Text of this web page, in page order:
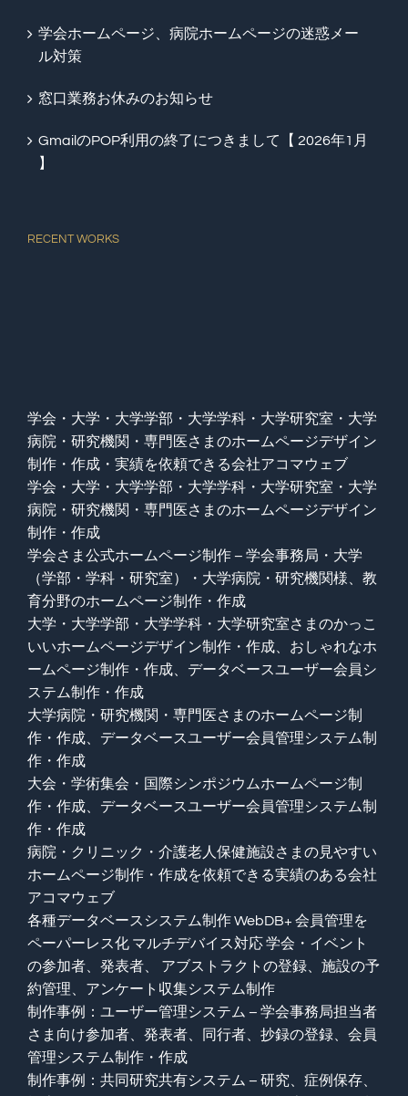
学会ホームページ、病院ホームページの迷惑メー
ル対策
窓口業務お休みのお知らせ
GmailのPOP利用の終了につきまして【 2026年1月
】
RECENT WORKS
学会・大学・大学学部・大学学科・大学研究室・大学
病院・研究機関・専門医さまのホームページデザイン
制作・作成・実績を依頼できる会社アコマウェブ
学会・大学・大学学部・大学学科・大学研究室・大学
病院・研究機関・専門医さまのホームページデザイン
制作・作成
学会さま公式ホームページ制作 – 学会事務局・大学
（学部・学科・研究室）・大学病院・研究機関様、教
育分野のホームページ制作・作成
大学・大学学部・大学学科・大学研究室さまのかっこ
いいホームページデザイン制作・作成、おしゃれなホ
ームページ制作・作成、データベースユーザー会員シ
ステム制作・作成
大学病院・研究機関・専門医さまのホームページ制
作・作成、データベースユーザー会員管理システム制
作・作成
大会・学術集会・国際シンポジウムホームページ制
作・作成、データベースユーザー会員管理システム制
作・作成
病院・クリニック・介護老人保健施設さまの見やすい
ホームページ制作・作成を依頼できる実績のある会社
アコマウェブ
各種データベースシステム制作 WebDB+ 会員管理を
ペーパーレス化 マルチデバイス対応 学会・イベント
の参加者、発表者、 アブストラクトの登録、施設の予
約管理、アンケート収集システム制作
制作事例：ユーザー管理システム – 学会事務局担当者
さま向け参加者、発表者、同行者、抄録の登録、会員
管理システム制作・作成
制作事例：共同研究共有システム – 研究、症例保存、